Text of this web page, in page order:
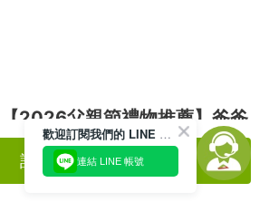
【2026父親節禮物推薦】爸爸
什麼都不缺？送他一個更舒服、
更安心的家
父親節禮物該送什麼？除了皮夾、刮鬍刀與
保健食品，也可以從爸爸與全家人的日常需
註冊領$300
歡迎訂閱我們的 LINE 官方帳號
連結 LINE 帳號